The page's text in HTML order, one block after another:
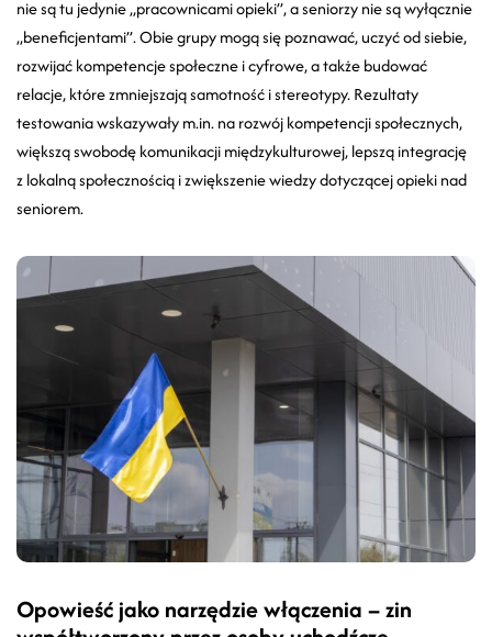
nie są tu jedynie „pracownicami opieki”, a seniorzy nie są wyłącznie
„beneficjentami”. Obie grupy mogą się poznawać, uczyć od siebie,
rozwijać kompetencje społeczne i cyfrowe, a także budować
relacje, które zmniejszają samotność i stereotypy. Rezultaty
testowania wskazywały m.in. na rozwój kompetencji społecznych,
większą swobodę komunikacji międzykulturowej, lepszą integrację
z lokalną społecznością i zwiększenie wiedzy dotyczącej opieki nad
seniorem.
Opowieść jako narzędzie włączenia – zin